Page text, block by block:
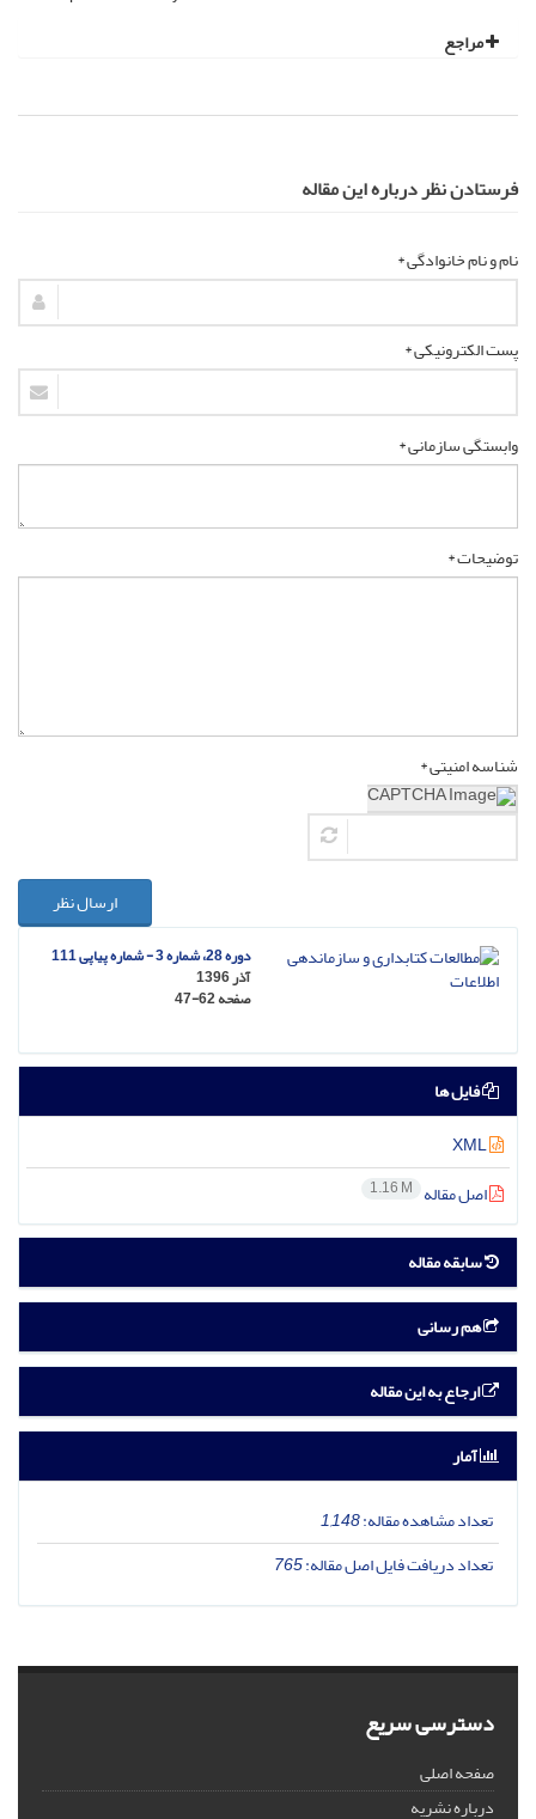
مراجع
فرستادن نظر درباره این مقاله
نام و نام خانوادگی *
پست الکترونیکی *
وابستگی سازمانی *
توضیحات *
شناسه امنیتی *
ارسال نظر
دوره 28، شماره 3 - شماره پیاپی 111
آذر 1396
صفحه47-62
فایل ها
اصل مقاله 1.16 M
سابقه مقاله
هم رسانی
ارجاع به این مقاله
آمار
تعداد مشاهده مقاله:1,148
تعداد دریافت فایل اصل مقاله:765
دسترسی سریع
صفحه اصلی
درباره نشریه